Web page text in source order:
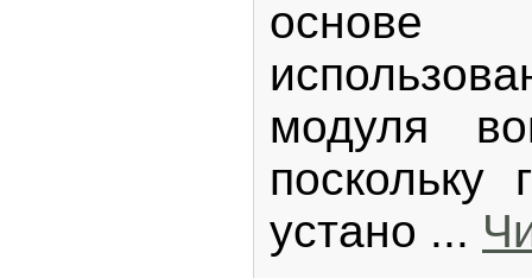
модуля
поскольку
устано ...